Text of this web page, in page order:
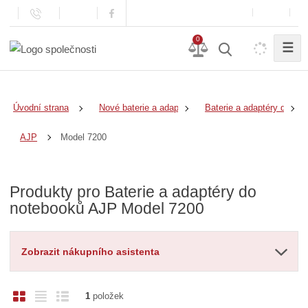
0
☰
Úvodní strana Nové baterie a adaptéry Baterie a adaptéry do
AJP Model 7200
Produkty pro Baterie a adaptéry do
notebooků AJP Model 7200
Zobrazit nákupního asistenta
O
Ř
1položek